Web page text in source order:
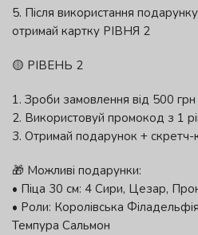
5. Після використання подарунку
отримай картку РІВНЯ 2
🟡 РІВЕНЬ 2
1. Зроби замовлення від 500 грн
2. Використовуй промокод з 1
3. Отримай подарунок + скретч-
🎁 Можливі подарунки:
• Піца 30 см: 4 Сири, Цезар,
• Роли: Королівська
Темпура Сальмон